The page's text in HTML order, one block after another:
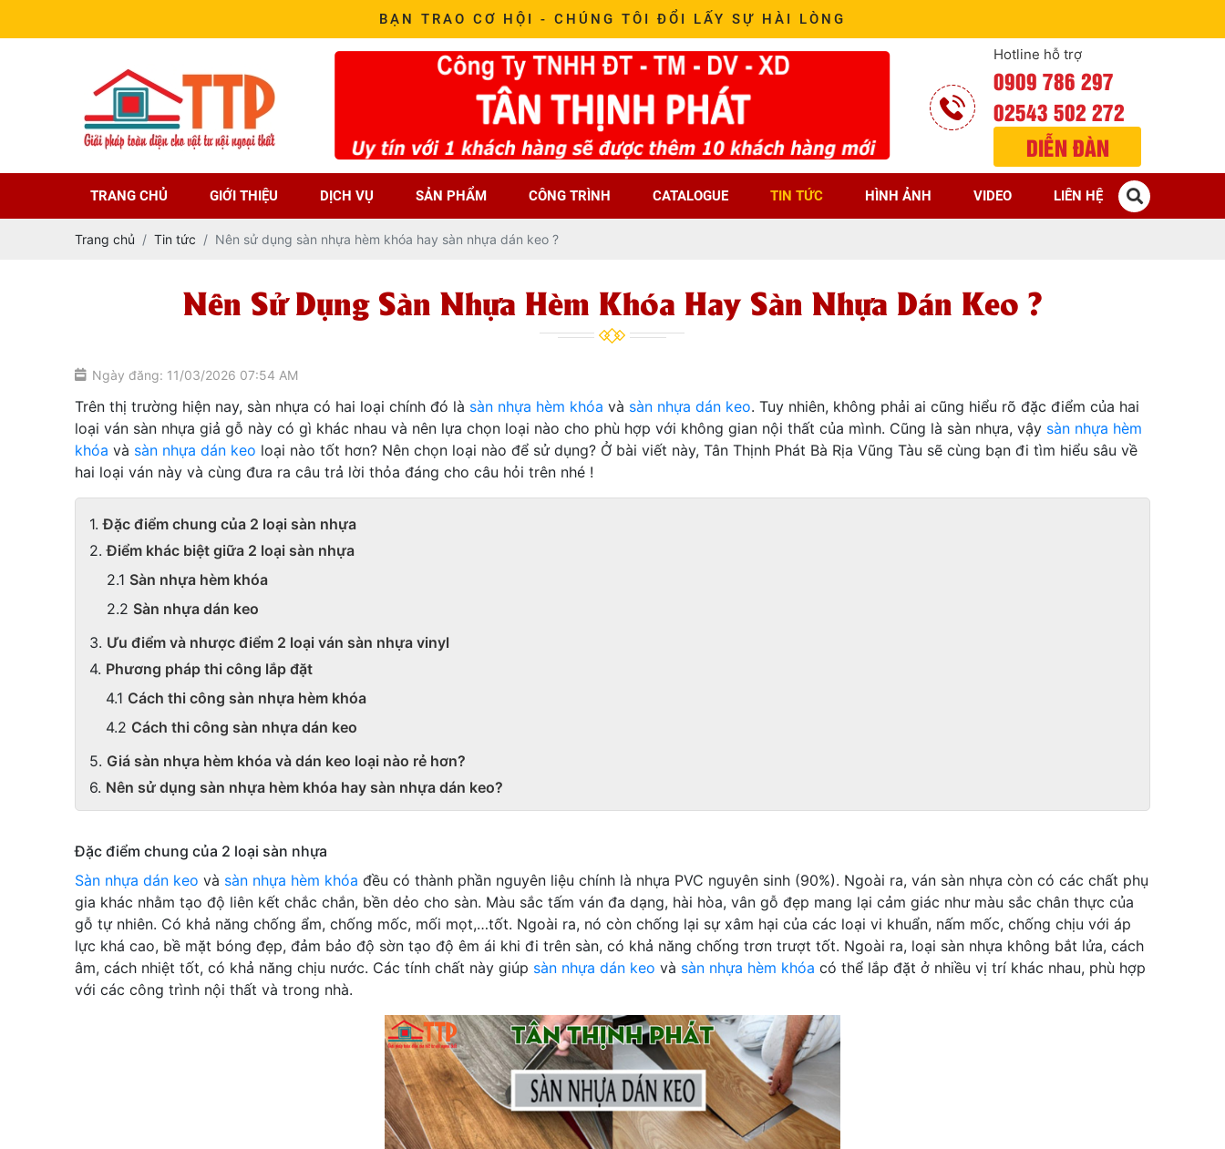
BẠN TRAO CƠ HỘI - CHÚNG TÔI ĐỔI LẤY SỰ HÀI LÒNG
Hotline hỗ trợ
0909 786 297
02543 502 272
DIỄN ĐÀN
TRANG CHỦ GIỚI THIỆU DỊCH VỤ SẢN PHẨM CÔNG TRÌNH CATALOGUE TIN TỨC HÌNH ẢNH VIDEO LIÊN HỆ
Trang chủ Tin tức Nên sử dụng sàn nhựa hèm khóa hay sàn nhựa dán keo ?
Nên Sử Dụng Sàn Nhựa Hèm Khóa Hay Sàn Nhựa Dán Keo ?
Ngày đăng: 11/03/2026 07:54 AM
Trên thị trường hiện nay, sàn nhựa có hai loại chính đó là sàn nhựa hèm khóa và sàn nhựa dán keo. Tuy nhiên, không phải ai cũng hiểu rõ đặc điểm của hai
loại ván sàn nhựa giả gỗ này có gì khác nhau và nên lựa chọn loại nào cho phù hợp với không gian nội thất của mình. Cũng là sàn nhựa, vậy sàn nhựa hèm
khóa và sàn nhựa dán keo loại nào tốt hơn? Nên chọn loại nào để sử dụng? Ở bài viết này, Tân Thịnh Phát Bà Rịa Vũng Tàu sẽ cùng bạn đi tìm hiểu sâu về
hai loại ván này và cùng đưa ra câu trả lời thỏa đáng cho câu hỏi trên nhé !
Đặc điểm chung của 2 loại sàn nhựa
Điểm khác biệt giữa 2 loại sàn nhựa
Sàn nhựa hèm khóa
Sàn nhựa dán keo
Ưu điểm và nhược điểm 2 loại ván sàn nhựa vinyl
Phương pháp thi công lắp đặt
Cách thi công sàn nhựa hèm khóa
Cách thi công sàn nhựa dán keo
Giá sàn nhựa hèm khóa và dán keo loại nào rẻ hơn?
Nên sử dụng sàn nhựa hèm khóa hay sàn nhựa dán keo?
Đặc điểm chung của 2 loại sàn nhựa
Sàn nhựa dán keo và sàn nhựa hèm khóa đều có thành phần nguyên liệu chính là nhựa PVC nguyên sinh (90%). Ngoài ra, ván sàn nhựa còn có các chất phụ
gia khác nhằm tạo độ liên kết chắc chắn, bền dẻo cho sàn. Màu sắc tấm ván đa dạng, hài hòa, vân gỗ đẹp mang lại cảm giác như màu sắc chân thực của
gỗ tự nhiên. Có khả năng chống ẩm, chống mốc, mối mọt,…tốt. Ngoài ra, nó còn chống lại sự xâm hại của các loại vi khuẩn, nấm mốc, chống chịu với áp
lực khá cao, bề mặt bóng đẹp, đảm bảo độ sờn tạo độ êm ái khi đi trên sàn, có khả năng chống trơn trượt tốt. Ngoài ra, loại sàn nhựa không bắt lửa, cách
âm, cách nhiệt tốt, có khả năng chịu nước. Các tính chất này giúp sàn nhựa dán keo và sàn nhựa hèm khóa có thể lắp đặt ở nhiều vị trí khác nhau, phù hợp
với các công trình nội thất và trong nhà.